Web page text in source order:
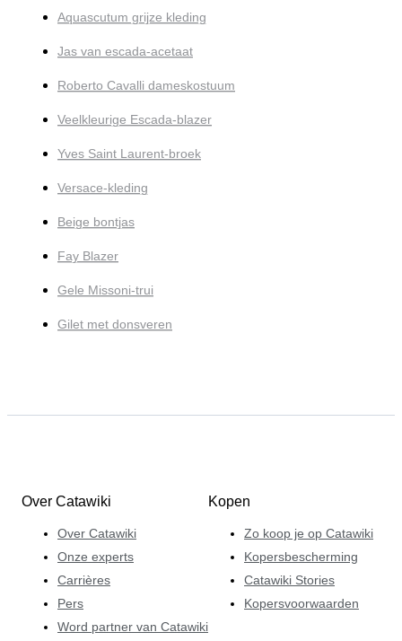
Aquascutum grijze kleding
Jas van escada-acetaat
Roberto Cavalli dameskostuum
Veelkleurige Escada-blazer
Yves Saint Laurent-broek
Versace-kleding
Beige bontjas
Fay Blazer
Gele Missoni-trui
Gilet met donsveren
Over Catawiki
Over Catawiki
Onze experts
Carrières
Pers
Word partner van Catawiki
Kopen
Zo koop je op Catawiki
Kopersbescherming
Catawiki Stories
Kopersvoorwaarden